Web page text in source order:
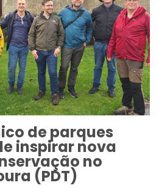
de parques
inspirar nova
no
(PDT)